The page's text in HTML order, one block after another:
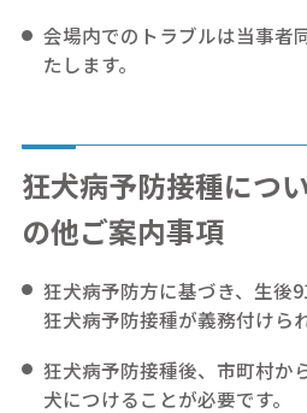
会場内でのトラブルは当事者
たします。
狂犬病予防接種につ
の他ご案内事項
狂犬病予防方に基づき、生後
狂犬病予防接種が義務付けら
狂犬病予防接種後、市町村か
犬につけることが必要です。